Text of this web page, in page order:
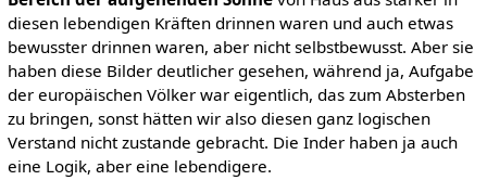
diesen lebendigen Kräften drinnen waren und auch etwas
bewusster drinnen waren, aber nicht selbstbewusst. Aber sie
haben diese Bilder deutlicher gesehen, während ja, Aufgabe
der europäischen Völker war eigentlich, das zum Absterben
zu bringen, sonst hätten wir also diesen ganz logischen
Verstand nicht zustande gebracht. Die Inder haben ja auch
eine Logik, aber eine lebendigere.